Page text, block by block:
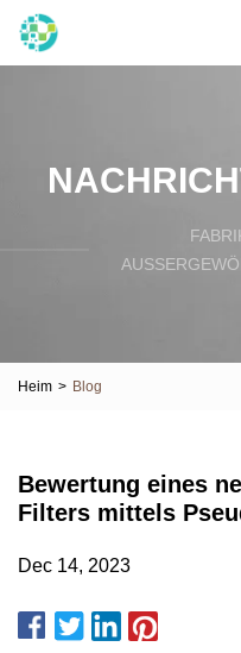
Heim > Blog
Bewertung eines
Filters mittels
Dec 14, 2023